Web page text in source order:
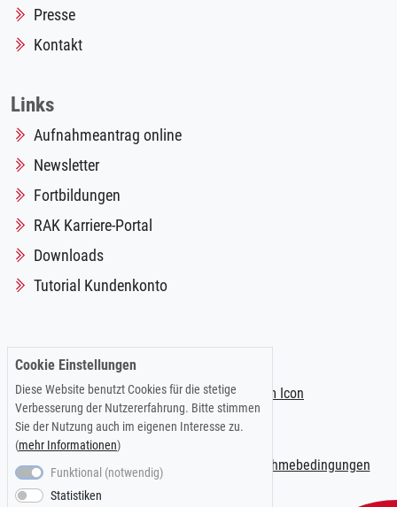
Presse
Kontakt
Links
Aufnahmeantrag online
Newsletter
Fortbildungen
RAK Karriere-Portal
Downloads
Tutorial Kundenkonto
Impressum |Datenschutzerklärung Teilnahmebedingungen
Cookie Einstellungen
Diese Website benutzt Cookies für die stetige
Verbesserung der Nutzererfahrung. Bitte stimmen
Sie der Nutzung auch im eigenen Interesse zu.
(mehr Informationen)
Funktional (notwendig)
Statistiken